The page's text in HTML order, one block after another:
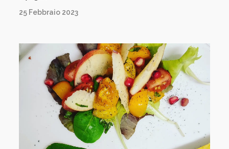
25 Febbraio 2023